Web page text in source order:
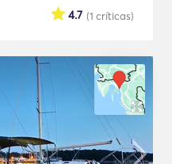
(1 críticas)
4.7